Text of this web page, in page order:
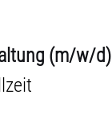
(m/w/d)